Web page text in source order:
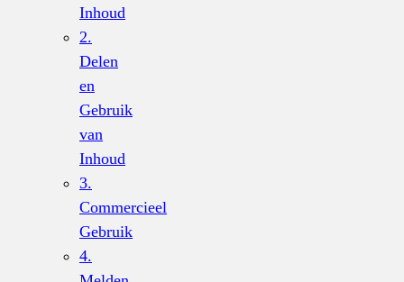
Inhoud
2.
Delen
en
Gebruik
van
Inhoud
3.
Commercieel
Gebruik
4.